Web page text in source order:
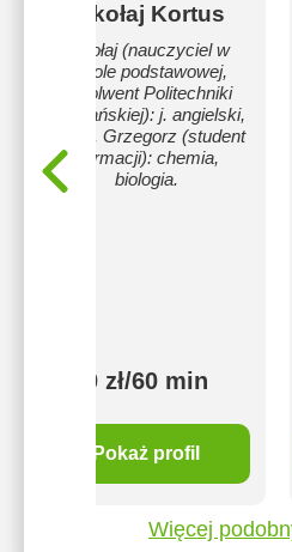
Mikołaj Kortus
Mikołaj (nauczyciel w
szkole podstawowej,
absolwent Politechniki
Poznańskiej): j. angielski,
fizyka. Grzegorz (student
Farmacji): chemia,
biologia.
50 zł/60 min
Pokaż profil
Więcej